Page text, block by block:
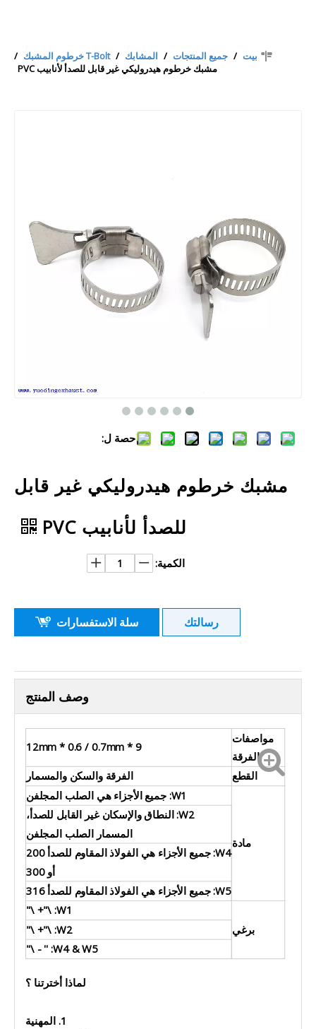
بيت / جميع المنتجات / المشابك / T-Bolt خرطوم المشبك
/
مشبك خرطوم هيدروليكي غير قابل للصدأ لأنابيب PVC
حصة ل:
مشبك خرطوم هيدروليكي غير قابل
للصدأ لأنابيب PVC
الكمية:
رسالتك سلة الاستفسارات
وصف المنتج
مواصفات
الفرقة
9 * 12mm * 0.6 / 0.7mm
القطع الفرقة والسكن والمسمار
مادة
W1: جميع الأجزاء هي الصلب المجلفن
W2: النطاق والإسكان غير القابل للصدأ،
المسمار الصلب المجلفن
W4: جميع الأجزاء هي الفولاذ المقاوم للصدأ 200
أو 300
W5: جميع الأجزاء هي الفولاذ المقاوم للصدأ 316
برغي
W1: \"+ \"
W2: \"+ \"
W4 & W5: '' - \"
لماذا أخترتنا ؟
1. المهنية